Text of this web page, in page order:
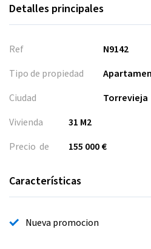
Detalles principales
Ref
N9142
Tipo de propiedad
Ciudad
Torrevieja
Vivienda
31 M2
Precio de
155 000 €
Características
Nueva promocion